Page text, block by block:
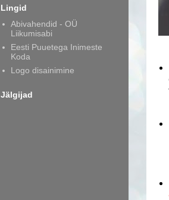
Lingid
Abivahendid - OÜ
Liikumisabi
Eesti Puuetega Inimeste
Koda
Logo disainimine
Jälgijad